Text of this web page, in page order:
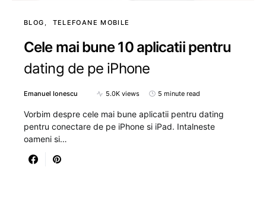
BLOG TELEFOANE MOBILE
Cele mai bune 10 aplicatii pentru
dating de pe iPhone
Emanuel Ionescu 5.0K views 5 minute read
Vorbim despre cele mai bune aplicatii pentru dating
pentru conectare de pe iPhone si iPad. Intalneste
oameni si…